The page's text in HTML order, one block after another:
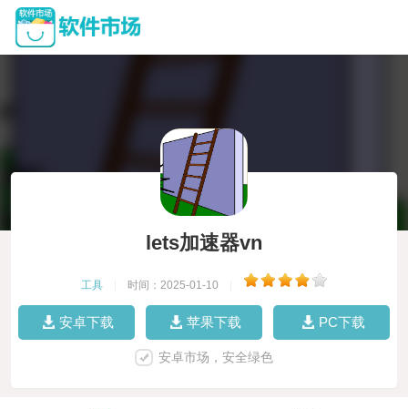
lets加速器vn
工具 时间：2025-01-10
安卓下载 苹果下载 PC下载
安卓市场，安全绿色